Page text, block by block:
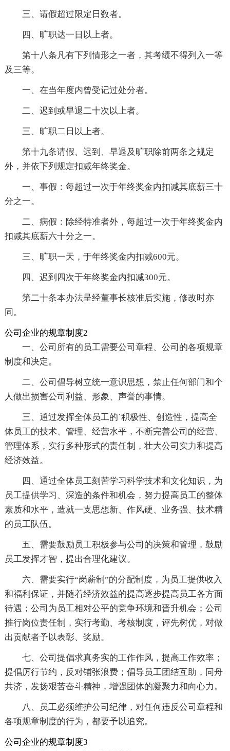
三、请假超过限定日数者。
四、旷职达一日以上者。
第十八条凡有下列情形之一者，其考绩不得列入一等
及三等。
一、在当年度内曾受记过处分者。
二、迟到或早退二十次以上者。
三、旷职二日以上者。
第十九条请假、迟到、早退及旷职除前两条之规定
外，并依下列规定扣减年终奖金。
一、事假：每超过一次于年终奖金内扣减其底薪三十
分之一。
二、病假：除经特准者外，每超过一次于年终奖金内
扣减其底薪六十分之一。
三、旷职一天，于年终奖金内扣减600元。
四、迟到四次于年终奖金内扣减300元。
第二十条本办法呈经董事长核准后实施，修改时亦
同。
公司企业的规章制度2
一、公司所有的员工需要公司章程、公司的各项规章
制度和决定。
二、公司倡导树立统一意识思想，禁止任何部门和个
人做出损害公司利益、形象、声誉的事情。
三、通过发挥全体员工的`积极性、创造性，提高全
体员工的技术、管理、经营水平，不断完善公司的经营、
管理体系，实行多种形式的责任制，壮大公司实力和提高
经济效益。
四、通过全体员工刻苦学习科学技术和文化知识，为
员工提供学习、深造的条件和机会，努力提高员工的整体
素质和水平，造就一支思想新、作风硬、业务强、技术精
的员工队伍。
五、需要鼓励员工积极参与公司的决策和管理，鼓励
员工发挥才智，提出合理化建议。
六、需要实行“岗薪制”的分配制度，为员工提供收入
和福利保证，并随着经济效益的提高逐步提高员工各方面
待遇；公司为员工相对公平的竞争环境和晋升机会；公司
推行岗位责任制，实行考勤、考核制度，评先树优，对做
出贡献者予以表彰、奖励。
七、公司提倡求真务实的工作作风，提高工作效率；
提倡厉行节约，反对铺张浪费；倡导员工团结互助，同舟
共济，发扬艰苦奋斗精神，增强团体的凝聚力和向心力。
八、员工必须维护公司纪律，对任何违反公司章程和
各项规章制度的行为，都要予以追究。
公司企业的规章制度3